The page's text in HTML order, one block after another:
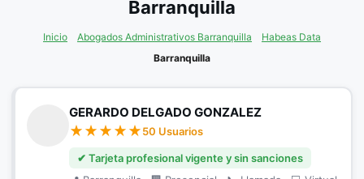
Barranquilla
Inicio Abogados Administrativos Barranquilla
Habeas Data
Barranquilla
GERARDO DELGADO GONZALEZ
50 Usuarios
✔ Tarjeta profesional vigente y sin sanciones